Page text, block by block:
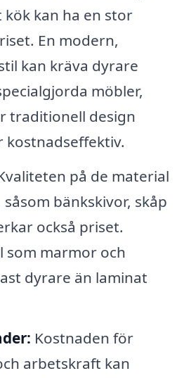
kan ha en stor
En modern,
kan kräva dyrare
möbler,
traditionell design
kostnadseffektiv.
på de material
bänkskivor, skåp
också priset.
som marmor och
dyrare än laminat
Kostnaden för
arbetskraft kan